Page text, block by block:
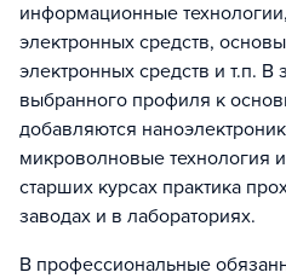
информационные
электронных средств,
электронных средств и т.п. В
выбранного профиля к
добавляются
микроволновые технология
старших курсах практика
заводах и в лабораториях.
В профессиональные